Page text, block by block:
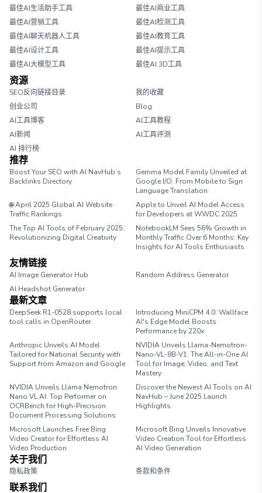
最佳AI生活助手工具
最佳AI商业工具
最佳AI营销工具
最佳AI检测工具
最佳AI聊天机器人工具
最佳AI教育工具
最佳AI设计工具
最佳AI提示工具
最佳AI大模型工具
最佳AI 3D工具
资源
SEO反向链接目录
我的收藏
创业公司
Blog
AI工具博客
AI工具教程
AI新闻
AI工具评测
AI 排行榜
推荐
Boost Your SEO with AI NavHub’s
Backlinks Directory
Gemma Model Family Unveiled at
Google I/O: From Mobile to Sign
Language Translation
🌐 April 2025 Global AI Website
Traffic Rankings
Apple to Unveil AI Model Access
for Developers at WWDC 2025
The Top AI Tools of February 2025:
Revolutionizing Digital Creativity
NotebookLM Sees 56% Growth in
Monthly Traffic Over 6 Months: Key
Insights for AI Tools Enthusiasts
友情链接
AI Image Generator Hub
Random Address Generator
AI Headshot Generator
最新文章
DeepSeek R1-0528 supports local
tool calls in OpenRouter.
Introducing MiniCPM 4.0: Wallface
AI's Edge Model Boosts
Performance by 220x
Anthropic Unveils AI Model
Tailored for National Security with
Support from Amazon and Google
NVIDIA Unveils Llama-Nemotron-
Nano-VL-8B-V1: The All-in-One AI
Tool for Image, Video, and Text
Mastery
NVIDIA Unveils Llama Nemotron
Nano VL AI: Top Performer on
OCRBench for High-Precision
Document Processing Solutions
Discover the Newest AI Tools on AI
NavHub – June 2025 Launch
Highlights
Microsoft Launches Free Bing
Video Creator for Effortless AI
Video Production
Microsoft Bing Unveils Innovative
Video Creation Tool for Effortless
AI Video Generation
关于我们
隐私政策 条款和条件
联系我们